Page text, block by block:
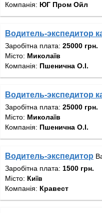
Компанія: ЮГ Пром Ойл
Водитель-экспедитор
Заробітна плата: 25000 грн.
Місто: Миколаїв
Компанія: Пшенична О.І.
Водитель-экспедитор
Заробітна плата: 25000 грн.
Місто: Миколаїв
Компанія: Пшенична О.І.
Водитель-экспедитор
Заробітна плата: 1500 грн.
Місто: Київ
Компанія: Кравест